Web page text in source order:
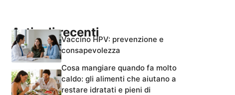
Articoli recentiVaccino HPV: prevenzione e
consapevolezza
Cosa mangiare quando fa molto
caldo: gli alimenti che aiutano a
restare idratati e pieni di